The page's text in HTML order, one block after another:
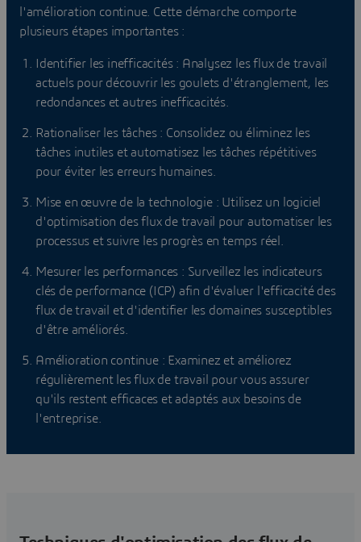
l'amélioration continue. Cette démarche comporte
plusieurs étapes importantes :
Identifier les inefficacités : Analysez les flux de travail
actuels pour découvrir les goulets d'étranglement, les
redondances et autres inefficacités.
Rationaliser les tâches : Consolidez ou éliminez les
tâches inutiles et automatisez les tâches répétitives
pour éviter les erreurs humaines.
Mise en œuvre de la technologie : Utilisez un logiciel
d'optimisation des flux de travail pour automatiser les
processus et suivre les progrès en temps réel.
Mesurer les performances : Surveillez les indicateurs
clés de performance (ICP) afin d'évaluer l'efficacité des
flux de travail et d'identifier les domaines susceptibles
d'être améliorés.
Amélioration continue : Examinez et améliorez
régulièrement les flux de travail pour vous assurer
qu'ils restent efficaces et adaptés aux besoins de
l'entreprise.